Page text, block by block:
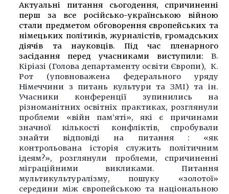
Актуальні питання сьогодення, спричиненні
перш за все російсько-українською війною
стали предметом обговорення європейських та
німецьких політиків, журналістів, громадських
діячів та науковців. Під час пленарного
засідання перед учасниками виступили: В.
Кіріазі (Голова департаменту освіти Європи), К.
Рот (уповноважена федерального уряду
Німеччини з питань культури та ЗМІ) та ін.
Учасники конференції зупинились на
різноманітних освітніх практиках, розглянули
проблеми «війн пам’яті», які є причинами
значної кількості конфліктів, спробували
знайти відповіді на питання : «як
контрольована історія служить політичним
ідеям?», розглянули проблеми, спричиненні
міграційними викликами. Питання
мультикультуралізму, пошуку «золотої»
середини між європейською та національною